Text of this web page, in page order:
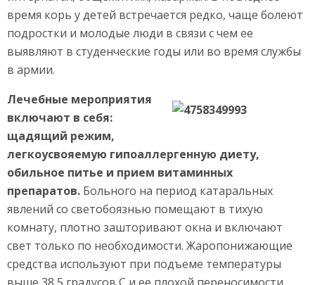
время корь у детей встречается редко, чаще болеют
подростки и молодые люди в связи с чем ее
выявляют в студенческие годы или во время службы
в армии.
Лечебные мероприятия
включают в себя:
щадящий режим,
легкоусвояемую гипоаллергенную диету,
обильное питье и прием витаминных
препаратов. Больного на период катаральных
явлений со светобоязнью помещают в тихую
комнату, плотно зашторивают окна и включают
свет только по необходимости. Жаропонижающие
средства используют при подъеме температуры